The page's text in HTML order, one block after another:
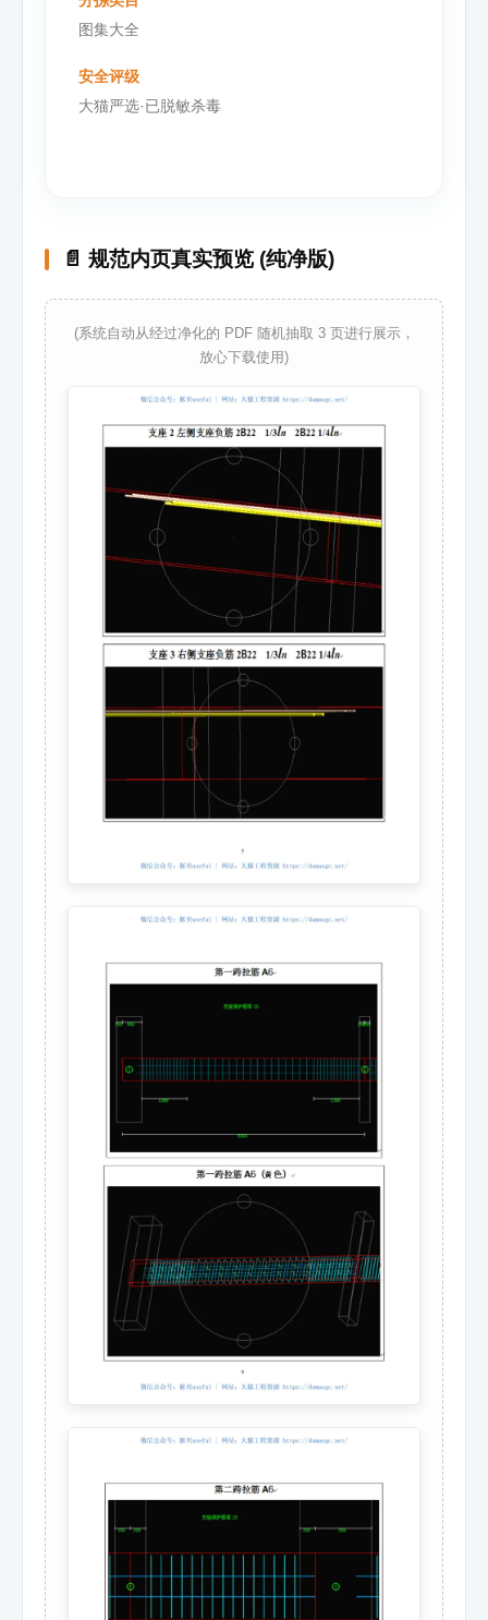
图集大全
安全评级
大猫严选·已脱敏杀毒
📄 规范内页真实预览 (纯净版)
(系统自动从经过净化的 PDF 随机抽取 3 页进行展示，
放心下载使用)